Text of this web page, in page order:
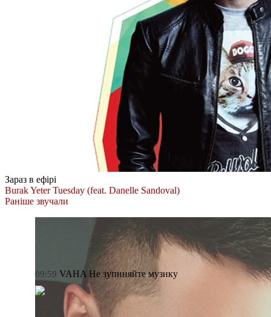
Зараз в ефірі
Burak Yeter Tuesday (feat. Danelle Sandoval)
Раніше звучали
09:59 VAHA Не зупиняйте музику